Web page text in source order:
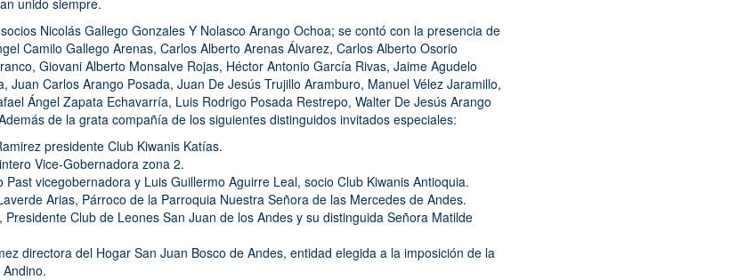
Nicolás Gallego Gonzales Y Nolasco Arango Ochoa; se contó con la presencia de
Camilo Gallego Arenas, Carlos Alberto Arenas Álvarez, Carlos Alberto Osorio
Giovani Alberto Monsalve Rojas, Héctor Antonio García Rivas, Jaime Agudelo
Juan Carlos Arango Posada, Juan De Jesús Trujillo Aramburo, Manuel Vélez Jaramillo,
Ángel Zapata Echavarría, Luis Rodrigo Posada Restrepo, Walter De Jesús Arango
de la grata compañía de los siguientes distinguidos invitados especiales:
presidente Club Kiwanis Katías.
Vice-Gobernadora zona 2.
vicegobernadora y Luis Guillermo Aguirre Leal, socio Club Kiwanis Antioquia.
Arias, Párroco de la Parroquia Nuestra Señora de las Mercedes de Andes.
Club de Leones San Juan de los Andes y su distinguida Señora Matilde
directora del Hogar San Juan Bosco de Andes, entidad elegida a la imposición de la